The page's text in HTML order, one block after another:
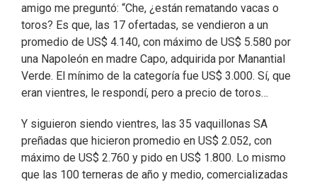
amigo me preguntó: “Che, ¿están rematando vacas o
toros? Es que, las 17 ofertadas, se vendieron a un
promedio de US$ 4.140, con máximo de US$ 5.580 por
una Napoleón en madre Capo, adquirida por Manantial
Verde. El mínimo de la categoría fue US$ 3.000. Sí, que
eran vientres, le respondí, pero a precio de toros…
Y siguieron siendo vientres, las 35 vaquillonas SA
preñadas que hicieron promedio en US$ 2.052, con
máximo de US$ 2.760 y pido en US$ 1.800. Lo mismo
que las 100 terneras de año y medio, comercializadas